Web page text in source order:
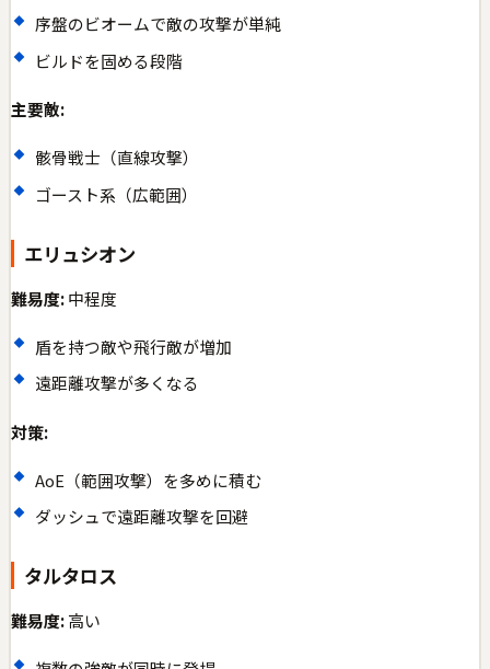
序盤のビオームで敵の攻撃が単純
ビルドを固める段階
主要敵:
骸骨戦士（直線攻撃）
ゴースト系（広範囲）
エリュシオン
難易度:中程度
盾を持つ敵や飛行敵が増加
遠距離攻撃が多くなる
対策:
AoE（範囲攻撃）を多めに積む
ダッシュで遠距離攻撃を回避
タルタロス
難易度:高い